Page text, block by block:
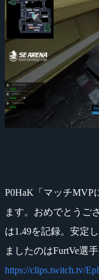
P0HaK「マッチMVP
ます。おめでとうご
は1.49を記録。安定
ましたのはFurtVe選
https://clips.twitch.tv/